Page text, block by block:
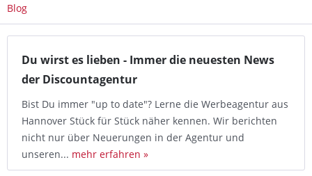
Blog
Du wirst es lieben - Immer die neuesten News
der Discountagentur
Bist Du immer "up to date"? Lerne die Werbeagentur aus
Hannover Stück für Stück näher kennen. Wir berichten
nicht nur über Neuerungen in der Agentur und
unseren... mehr erfahren »